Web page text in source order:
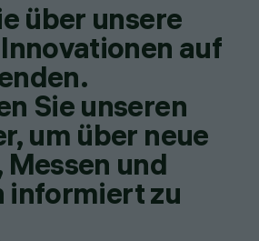
über unsere
auf
Sie unseren
um über neue
und
informiert zu